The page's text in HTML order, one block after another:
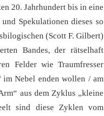
20. Jahrhundert bis in eine
Spekulationen dieses so
(Scott F. Gilbert)
Bandes, der rätselhaft
Felder wie Traumfresser
Nebel enden wollen / am
aus dem Zyklus „kleine
sind diese Zyklen vom